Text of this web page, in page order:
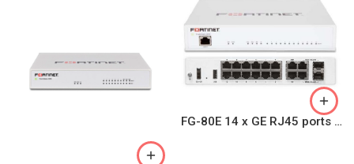
FG-80E 14 x GE RJ45 ports (including 1 x DMZ port, 1 x Mgmt port, 1 x HA port, 12 x switch ports)